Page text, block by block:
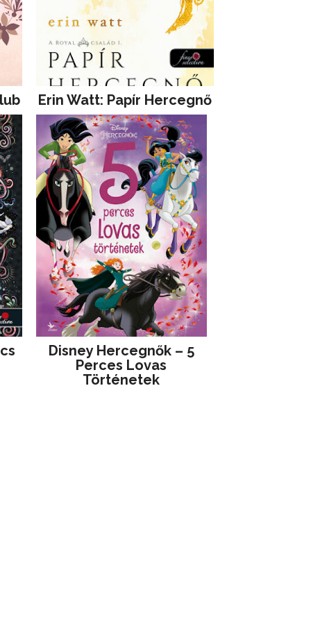
Erin Watt: Papír Hercegnő
Disney ​Hercegnők – 5
Perces Lovas
Történetek